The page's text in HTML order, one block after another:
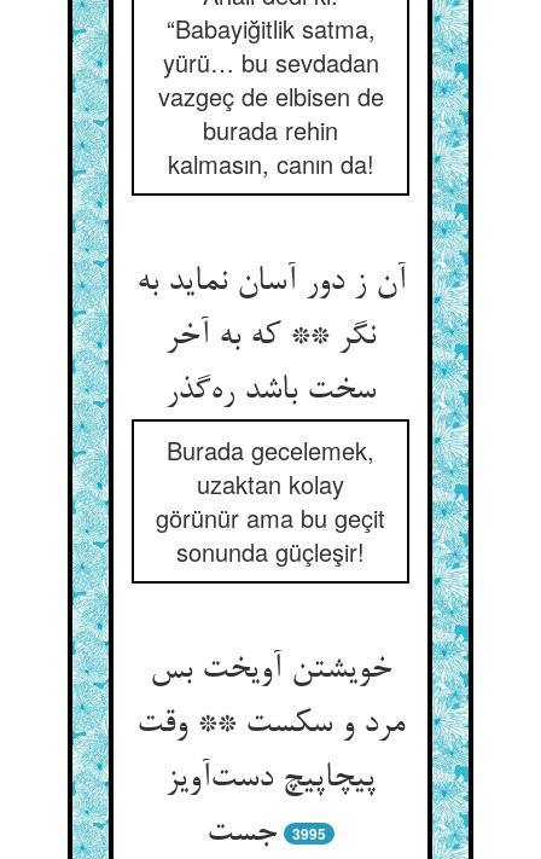
“Babayiğitlik satma,
yürü… bu sevdadan
vazgeç de elbisen de
burada rehin
kalmasın, canın da!
آن ز دور آسان نماید به
نگر ** که به آخر
سخت باشد ره‌گذر
Burada gecelemek,
uzaktan kolay
görünür ama bu geçit
sonunda güçleşir!
خویشتن آویخت بس
مرد و سکست ** وقت
پیچاپیچ دست‌آویز
جست
3995